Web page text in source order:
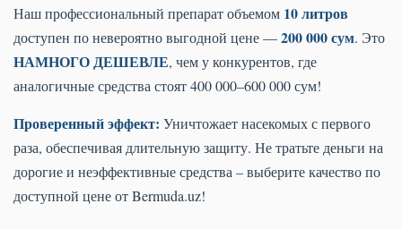
Наш профессиональный препарат объемом 10 литров
доступен по невероятно выгодной цене —200 000 сум. Это
НАМНОГО ДЕШЕВЛЕ, чем у конкурентов, где
аналогичные средства стоят 400 000–600 000 сум!
Проверенный эффект: Уничтожает насекомых с первого
раза, обеспечивая длительную защиту. Не тратьте деньги на
дорогие и неэффективные средства – выберите качество по
доступной цене от Bermuda.uz!